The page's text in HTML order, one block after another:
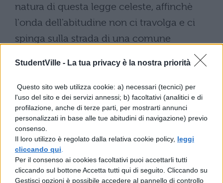
StudentVille - La tua privacy è la nostra priorità
Questo sito web utilizza cookie: a) necessari (tecnici) per
l'uso del sito e dei servizi annessi; b) facoltativi (analitici e di
profilazione, anche di terze parti, per mostrarti annunci
personalizzati in base alle tue abitudini di navigazione) previo
consenso.
Il loro utilizzo è regolato dalla relativa cookie policy, leggi
cliccando qui
Per il consenso ai cookies facoltativi puoi accettarli tutti
cliccando sul bottone Accetta tutti qui di seguito. Cliccando su
Gestisci opzioni è possibile accedere al pannello di controllo
natura di questa legge celeste, affinchè
l'onda dell'abitudine non ci travolga e ci
spinga sulla strada di una comune
insegnato a chiamare leggi il " Se chiama in
giudizio " ed altre espressioni di tal genere.
Ma così occorre intendere, cioè che questi
ed altri analoghi precetti e divieti dei popoli
hanno la forza di invitare alle azioni
corrette e di allontanare dalle colpe, forza